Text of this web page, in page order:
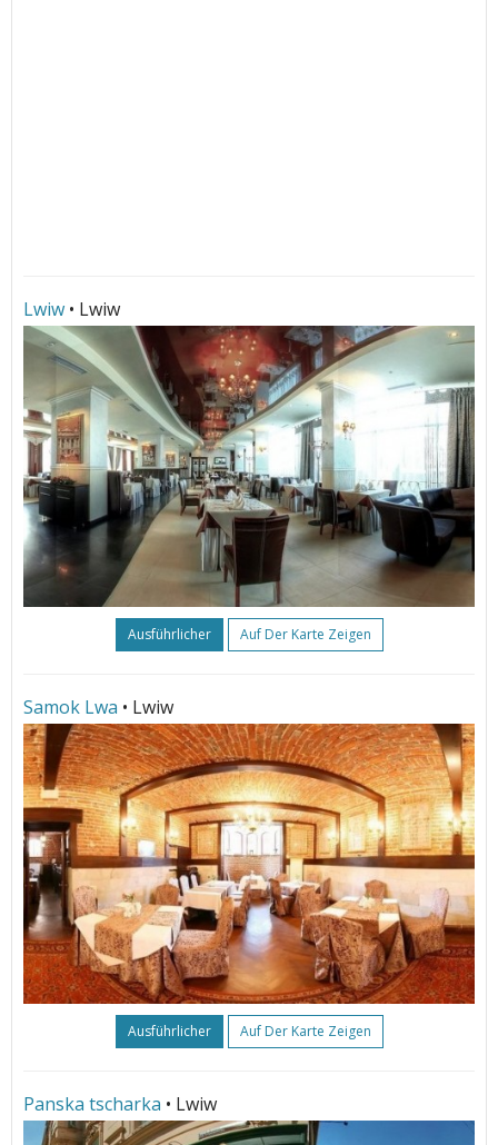
Lwiw • Lwiw
Ausführlicher Auf Der Karte Zeigen
Samok Lwa • Lwiw
Ausführlicher Auf Der Karte Zeigen
Panska tscharka • Lwiw